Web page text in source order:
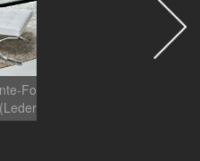
Foto: Der LC2
Anilin)